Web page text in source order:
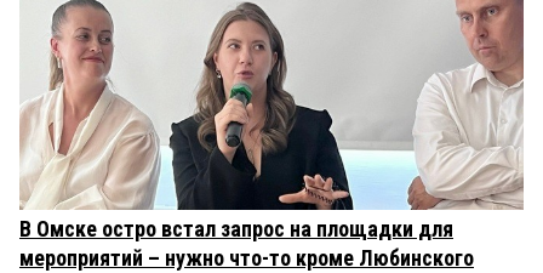
В Омске остро встал запрос на площадки для
мероприятий – нужно что-то кроме Любинского